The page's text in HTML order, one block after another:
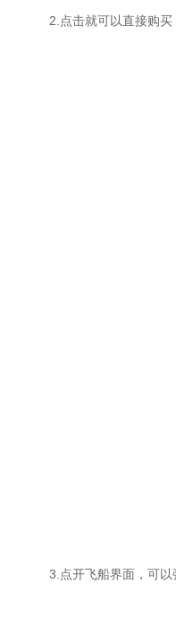
2.点击就可以直接购
3.点开飞船界面，可